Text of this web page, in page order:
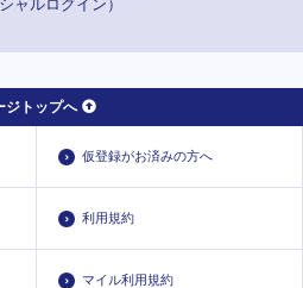
ジトップへ
仮登録がお済みの方へ
利用規約
マイル利用規約